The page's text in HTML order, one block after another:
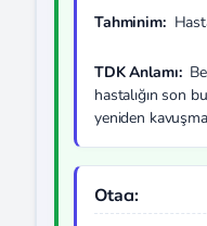
Tahminim:
TDK Anlamı:
hastalığın son
yeniden
Otacı: